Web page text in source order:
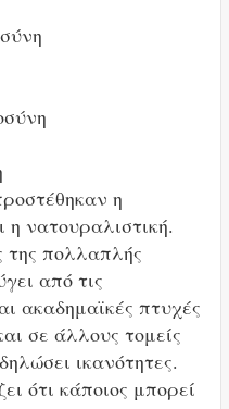
η
η νατουραλιστική.
της πολλαπλής
από τις
ακαδημαϊκές πτυχές
σε άλλους τομείς
ικανότητες.
ότι κάποιος μπορεί